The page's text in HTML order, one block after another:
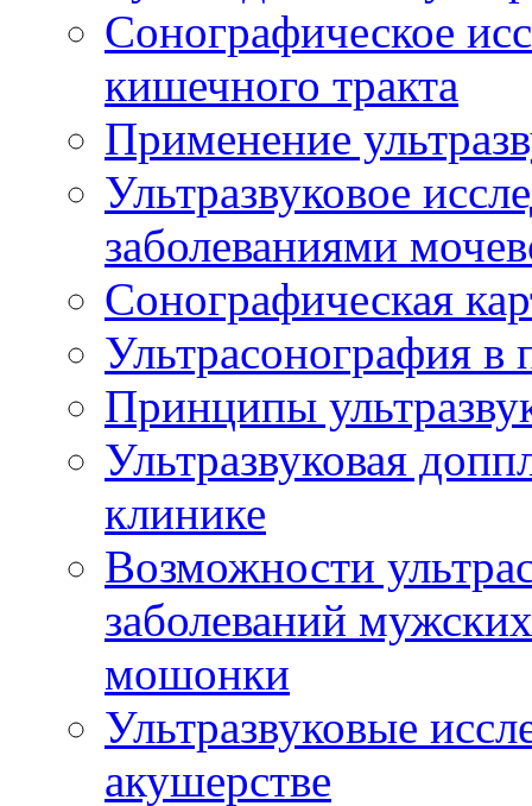
Сонографическое
кишечного тракта
Применение
Ультразвуковое
заболеваниями
Сонографическая
Ультрасонография в
Принципы
Ультразвуковая
клинике
Возможности
заболеваний
мошонки
Ультразвуковые
акушерстве